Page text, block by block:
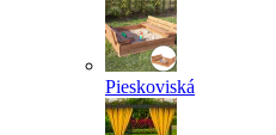
Pieskoviská